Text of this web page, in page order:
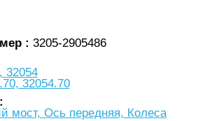
: 3205-2905486
32054
32054.70
мост, Ось передняя, Колеса